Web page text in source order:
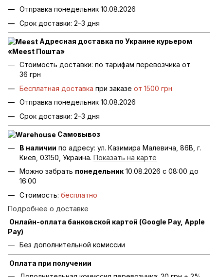
Отправка понедельник 10.08.2026
Срок доставки: 2–3 дня
Адресная доставка по Украине курьером
«Meest Пошта»
Стоимость доставки: по тарифам перевозчика от
36 грн
Бесплатная доставка при заказе от 1500 грн
Отправка понедельник 10.08.2026
Срок доставки: 2–3 дня
Самовывоз
В наличии по адресу: ул. Казимира Малевича, 86В, г.
Киев, 03150, Украина. Показать на карте
Можно забрать понедельник 10.08.2026 с 08:00 до
16:00
Стоимость: бесплатно
Подробнее о доставке
Онлайн-оплата банковской картой (Google Pay, Apple
Pay)
Без дополнительной комиссии
Оплата при получении